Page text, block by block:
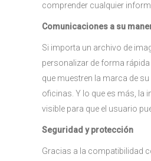
comprender cualquier
Comunicaciones a su
Si importa un archivo de
personalizar de forma
que muestren la marca de
oficinas. Y lo que es más, la
visible para que el usuario
Seguridad y protección
Gracias a la compatibilidad